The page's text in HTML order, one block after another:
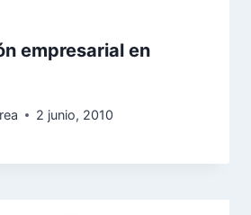
empresarial en
2 junio, 2010